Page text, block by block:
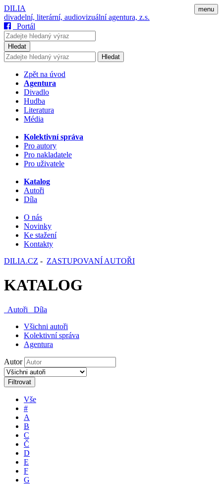
menu
DILIA
divadelní, literární, audiovizuální agentura, z.s.
Portál
Hledat
Hledat
Zpět na úvod
Agentura
Divadlo
Hudba
Literatura
Média
Kolektivní správa
Pro autory
Pro nakladatele
Pro uživatele
Katalog
Autoři
Díla
O nás
Novinky
Ke stažení
Kontakty
DILIA.CZ - ZASTUPOVANÍ AUTOŘI
KATALOG
Autoři
Díla
Všichni autoři
Kolektivní správa
Agentura
Autor
Filtrovat
Vše
#
A
B
C
Č
D
E
F
G